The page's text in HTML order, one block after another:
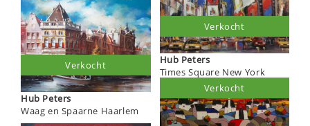
Hub Peters
Waag en Spaarne Haarlem
Verkocht
Hub Peters
Times Square New York
Verkocht
Verkocht